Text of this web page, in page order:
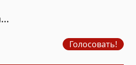
Голосовать!